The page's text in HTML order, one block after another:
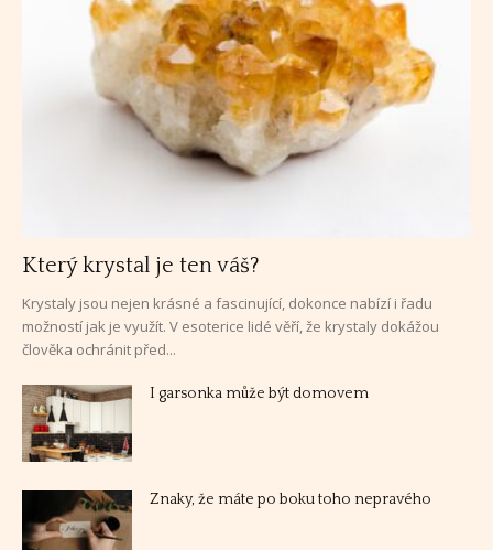
Který krystal je ten váš?
Krystaly jsou nejen krásné a fascinující, dokonce nabízí i řadu
možností jak je využít. V esoterice lidé věří, že krystaly dokážou
člověka ochránit před...
I garsonka může být domovem
Znaky, že máte po boku toho nepravého